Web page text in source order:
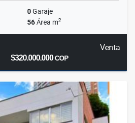
0Garaje
56Área m2
Venta
$320.000.000COP